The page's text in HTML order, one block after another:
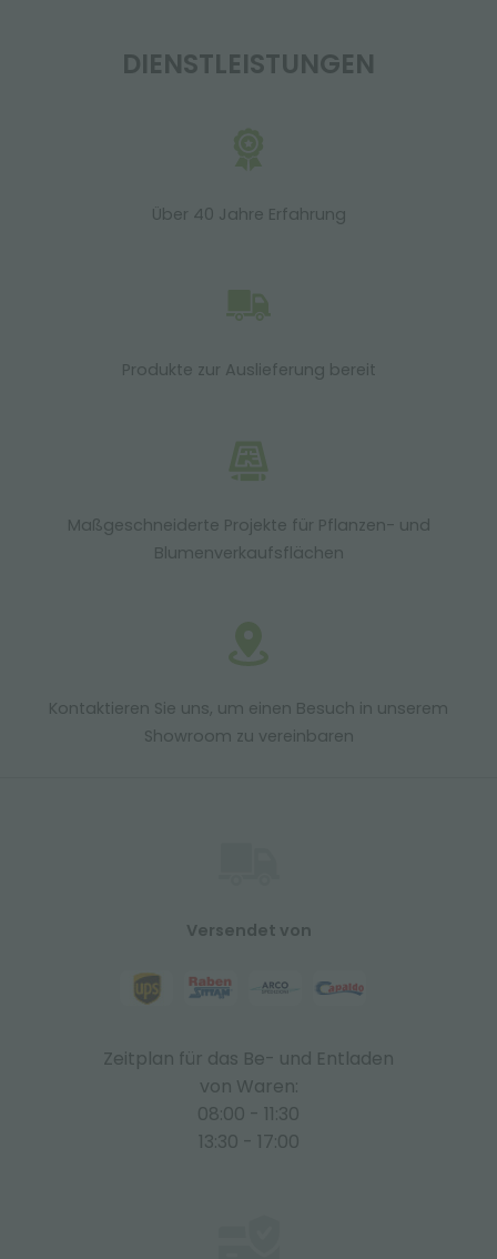
DIENSTLEISTUNGEN
Über 40 Jahre Erfahrung
Produkte zur Auslieferung bereit
Maßgeschneiderte Projekte für Pflanzen- und
Blumenverkaufsflächen
Kontaktieren Sie uns, um einen Besuch in unserem
Showroom zu vereinbaren
Versendet von
Zeitplan für das Be- und Entladen
von Waren:
08:00 - 11:30
13:30 - 17:00